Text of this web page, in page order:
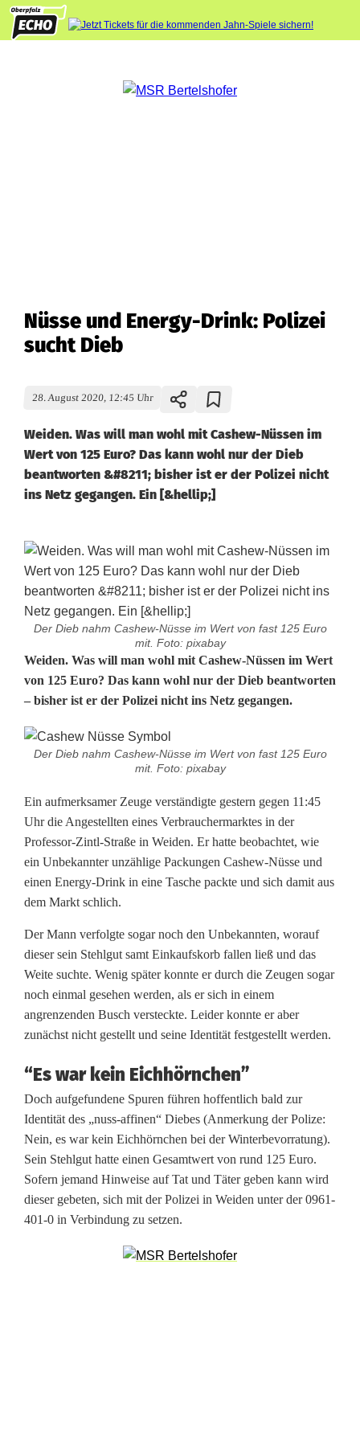
Nüsse und Energy-Drink: Polizei
sucht Dieb
28. August 2020, 12:45 Uhr
Weiden. Was will man wohl mit Cashew-Nüssen im
Wert von 125 Euro? Das kann wohl nur der Dieb
beantworten &#8211; bisher ist er der Polizei nicht
ins Netz gegangen. Ein [&hellip;]
Der Dieb nahm Cashew-Nüsse im Wert von fast 125 Euro
mit. Foto: pixabay
N
ü
s
u
n
d
E
n
e
r
g
y
-
D
r
i
n
Weiden. Was will man wohl mit Cashew-Nüssen im Wert
von 125 Euro? Das kann wohl nur der Dieb beantworten
– bisher ist er der Polizei nicht ins Netz gegangen.
Der Dieb nahm Cashew-Nüsse im Wert von fast 125 Euro
mit. Foto: pixabay
Ein aufmerksamer Zeuge verständigte gestern gegen 11:45
Uhr die Angestellten eines Verbrauchermarktes in der
Professor-Zintl-Straße in Weiden. Er hatte beobachtet, wie
ein Unbekannter unzählige Packungen Cashew-Nüsse und
einen Energy-Drink in eine Tasche packte und sich damit aus
dem Markt schlich.
Der Mann verfolgte sogar noch den Unbekannten, worauf
dieser sein Stehlgut samt Einkaufskorb fallen ließ und das
Weite suchte. Wenig später konnte er durch die Zeugen sogar
noch einmal gesehen werden, als er sich in einem
angrenzenden Busch versteckte. Leider konnte er aber
zunächst nicht gestellt und seine Identität festgestellt werden.
“Es war kein Eichhörnchen”
Doch aufgefundene Spuren führen hoffentlich bald zur
Identität des „nuss-affinen“ Diebes (Anmerkung der Polize:
Nein, es war kein Eichhörnchen bei der Winterbevorratung).
Sein Stehlgut hatte einen Gesamtwert von rund 125 Euro.
Sofern jemand Hinweise auf Tat und Täter geben kann wird
dieser gebeten, sich mit der Polizei in Weiden unter der 0961-
401-0 in Verbindung zu setzen.